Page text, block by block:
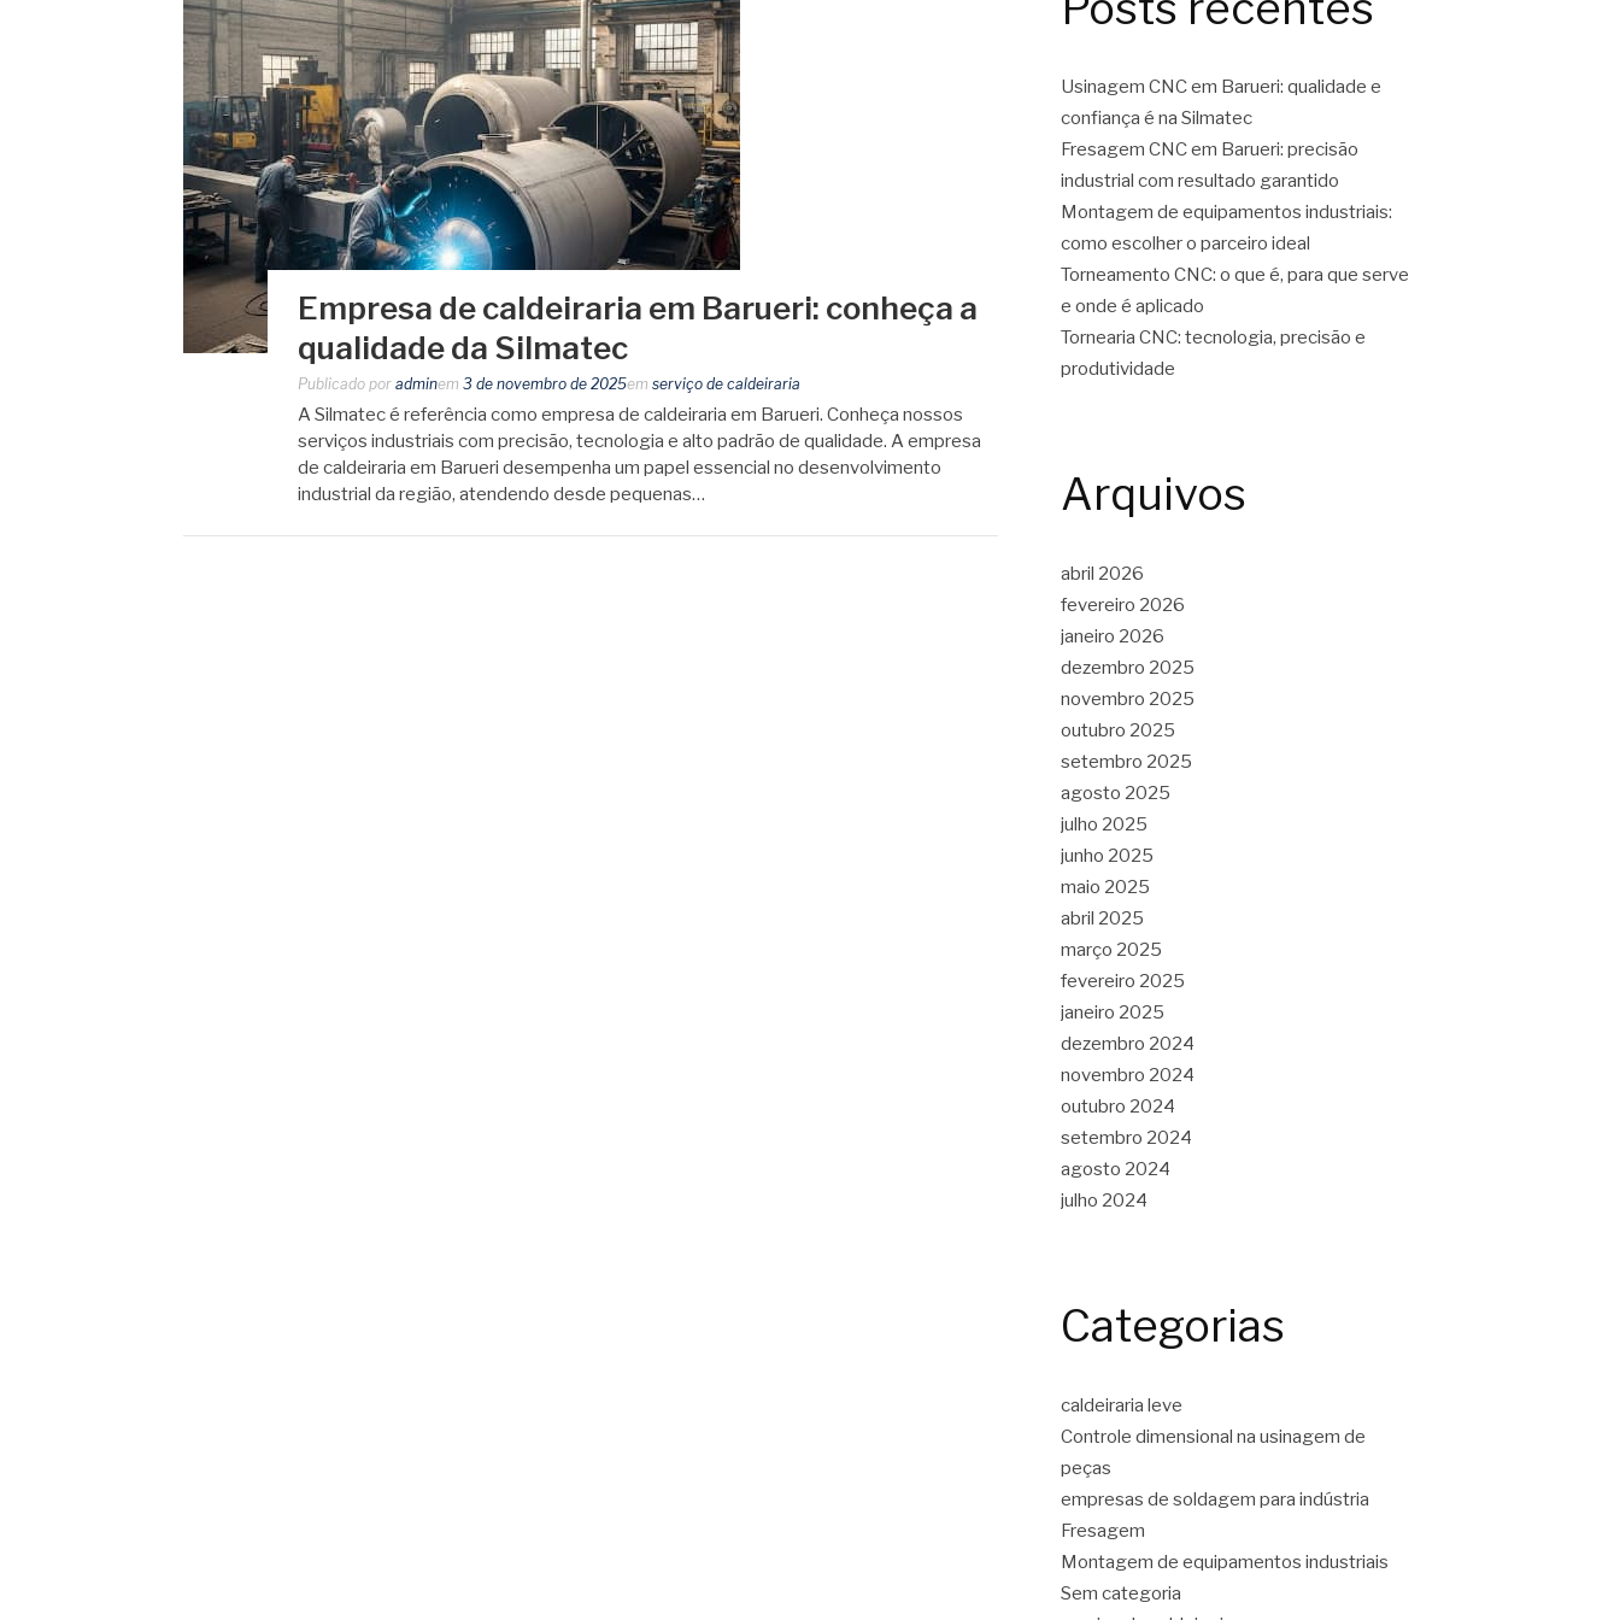
Empresa de caldeiraria em Barueri: conheça a
qualidade da Silmatec
Publicado por adminem 3 de novembro de 2025em serviço de caldeiraria
A Silmatec é referência como empresa de caldeiraria em Barueri. Conheça nossos
serviços industriais com precisão, tecnologia e alto padrão de qualidade. A empresa
de caldeiraria em Barueri desempenha um papel essencial no desenvolvimento
industrial da região, atendendo desde pequenas…
Usinagem CNC em Barueri: qualidade e
confiança é na Silmatec
Fresagem CNC em Barueri: precisão
industrial com resultado garantido
Montagem de equipamentos industriais:
como escolher o parceiro ideal
Torneamento CNC: o que é, para que serve
e onde é aplicado
Tornearia CNC: tecnologia, precisão e
produtividade
Arquivos
abril 2026
fevereiro 2026
janeiro 2026
dezembro 2025
novembro 2025
outubro 2025
setembro 2025
agosto 2025
julho 2025
junho 2025
maio 2025
abril 2025
março 2025
fevereiro 2025
janeiro 2025
dezembro 2024
novembro 2024
outubro 2024
setembro 2024
agosto 2024
julho 2024
Categorias
caldeiraria leve
Controle dimensional na usinagem de
peças
empresas de soldagem para indústria
Fresagem
Montagem de equipamentos industriais
Sem categoria